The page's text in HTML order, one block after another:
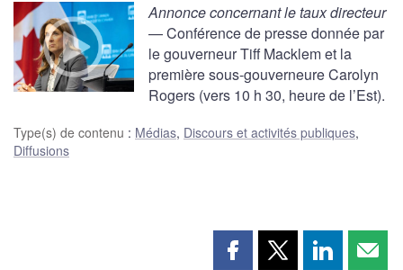
Annonce concernant le taux directeur
— Conférence de presse donnée par
le gouverneur Tiff Macklem et la
première sous-gouverneure Carolyn
Rogers (vers 10 h 30, heure de l’Est).
Type(s) de contenu : Médias, Discours et activités publiques,
Diffusions
PartagerPartagerPartager